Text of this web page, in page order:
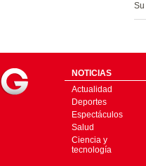
Su
NOTICIAS
Actualidad
Deportes
Espectáculos
Salud
Ciencia y
tecnología